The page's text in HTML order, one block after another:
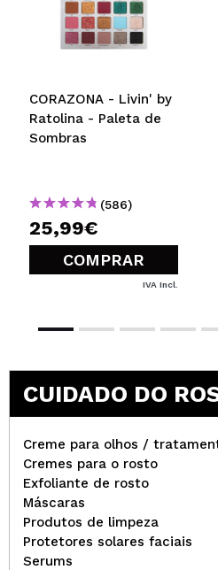
CORAZONA - Livin' by
Ratolina - Paleta de
Sombras
(586)
25,99€
COMPRAR
IVA Incl.
CUIDADO DO
Creme para olhos /
Cremes para o rosto
Exfoliante de rosto
Máscaras
Produtos de limpeza
Protetores solares faciais
Serums